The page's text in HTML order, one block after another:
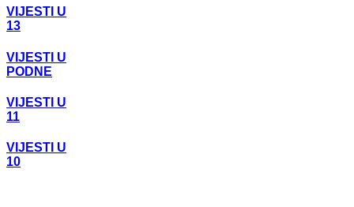
VIJESTI U
13
VIJESTI U
PODNE
VIJESTI U
11
VIJESTI U
10